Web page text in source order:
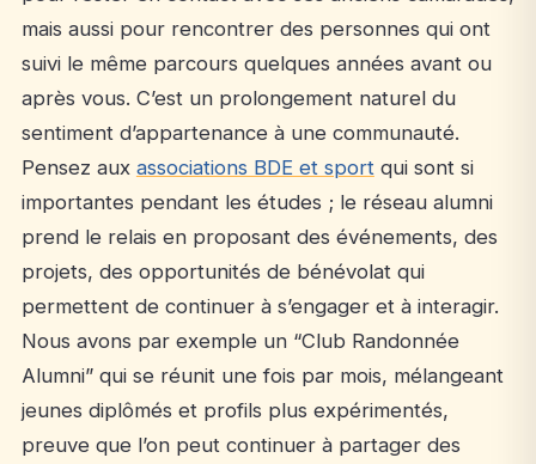
mais aussi pour rencontrer des personnes qui ont
suivi le même parcours quelques années avant ou
après vous. C’est un prolongement naturel du
sentiment d’appartenance à une communauté.
Pensez aux associations BDE et sport qui sont si
importantes pendant les études ; le réseau alumni
prend le relais en proposant des événements, des
projets, des opportunités de bénévolat qui
permettent de continuer à s’engager et à interagir.
Nous avons par exemple un “Club Randonnée
Alumni” qui se réunit une fois par mois, mélangeant
jeunes diplômés et profils plus expérimentés,
preuve que l’on peut continuer à partager des